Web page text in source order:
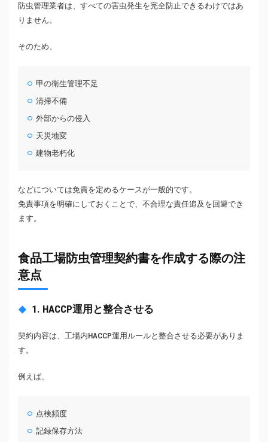
防虫管理業者は、すべての害虫発生を完全防止できるわけではあ
りません。
そのため、
甲の衛生管理不足
清掃不備
外部からの侵入
天災地変
建物老朽化
などについては免責を定めるケースが一般的です。
免責事項を明確にしておくことで、不合理な責任追及を回避でき
ます。
食品工場防虫管理契約書を作成する際の注
意点
1. HACCP運用と整合させる
契約内容は、工場内HACCP運用ルールと整合させる必要がありま
す。
例えば、
点検頻度
記録保存方法